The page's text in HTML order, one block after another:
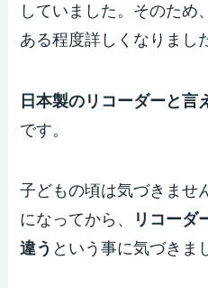
していました。そのため
ある程度詳しくなりまし
日本製のリコーダーと言
です。
子どもの頃は気づきませ
になってから、
リコーダ
違う という事に気づきま